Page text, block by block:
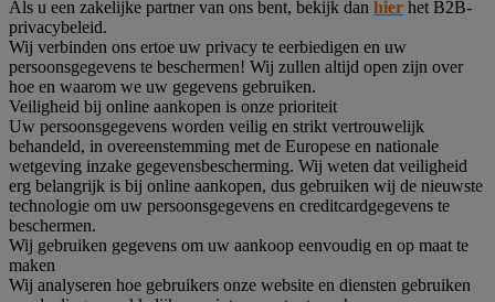
Als u een zakelijke partner van ons bent, bekijk dan hier het B2B-
privacybeleid.
Wij verbinden ons ertoe uw privacy te eerbiedigen en uw
persoonsgegevens te beschermen! Wij zullen altijd open zijn over
hoe en waarom we uw gegevens gebruiken.
Veiligheid bij online aankopen is onze prioriteit
Uw persoonsgegevens worden veilig en strikt vertrouwelijk
behandeld, in overeenstemming met de Europese en nationale
wetgeving inzake gegevensbescherming. Wij weten dat veiligheid
erg belangrijk is bij online aankopen, dus gebruiken wij de nieuwste
technologie om uw persoonsgegevens en creditcardgegevens te
beschermen.
Wij gebruiken gegevens om uw aankoop eenvoudig en op maat te
maken
Wij analyseren hoe gebruikers onze website en diensten gebruiken